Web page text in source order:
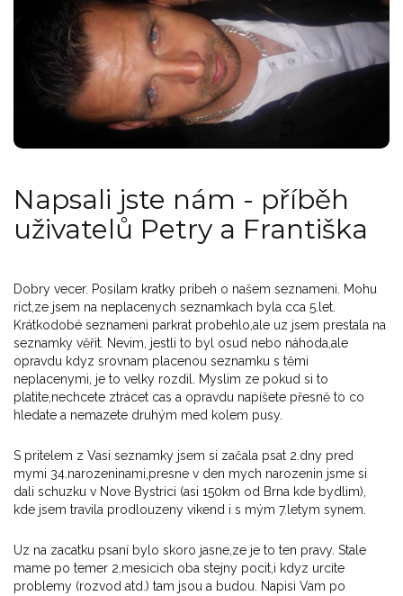
Napsali jste nám - příběh
uživatelů Petry a Františka
Dobry vecer. Posilam kratky pribeh o našem seznameni. Mohu
rict,ze jsem na neplacenych seznamkach byla cca 5.let.
Krátkodobé seznameni parkrat probehlo,ale uz jsem prestala na
seznamky věřit. Nevim, jestli to byl osud nebo náhoda,ale
opravdu kdyz srovnam placenou seznamku s těmi
neplacenymi, je to velky rozdil. Myslim ze pokud si to
platite,nechcete ztrácet cas a opravdu napíšete přesně to co
hledate a nemazete druhým med kolem pusy.
S pritelem z Vasi seznamky jsem si začala psat 2.dny pred
mymi 34.narozeninami,presne v den mych narozenin jsme si
dali schuzku v Nove Bystrici (asi 150km od Brna kde bydlim),
kde jsem travila prodlouzeny vikend i s mým 7.letym synem.
Uz na zacatku psaní bylo skoro jasne,ze je to ten pravy. Stale
mame po temer 2.mesicich oba stejny pocit,i kdyz urcite
problemy (rozvod atd.) tam jsou a budou. Napisi Vam po